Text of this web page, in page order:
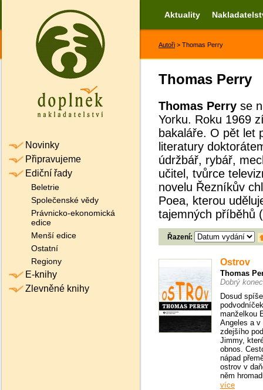
Novinky
Připravujeme
Ediční řady
Beletrie
Společenské vědy
Právnicko-ekonomická
edice
Menší edice
Ostatní
Regiony
E-knihy
Zlevněné knihy
Aktuality
Autoři > Thomas Perry
Thomas Perry
Thomas Perry se
Yorku. Roku 1969
bakaláře. O pět let
literatury
údržbář, rybář,
učitel, tvůrce
novelu Řezníkův
Poea, kterou
tajemných příběhů
Řazení:
Ostrov
Thomas
Dobrý konec
Dosud
manželkou
Angeles a
zdejšího
Jimmy,
obnos.
nápad
ostrov v
něm
více